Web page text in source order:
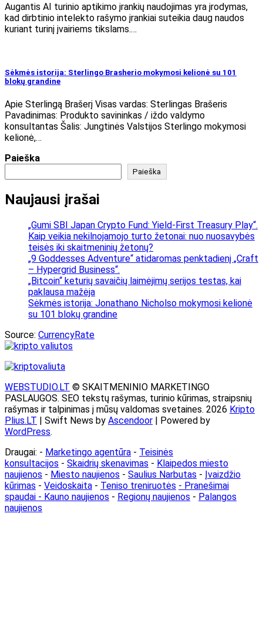
Augantis AI turinio aptikimo įrankių naudojimas yra įrodymas,
kad dirbtinio intelekto rašymo įrankiai suteikia daug naudos
kuriant turinį įvairiems tikslams.…
Sėkmės istorija: Sterlingo Brasherio mokymosi kelionė su 101
blokų grandine
Apie Sterlingą Brašerį Visas vardas: Sterlingas Brašeris
Pavadinimas: Produkto savininkas / iždo valdymo
konsultantas Šalis: Jungtinės Valstijos Sterlingo mokymosi
kelionė,…
Paieška
Paieška
Naujausi įrašai
„Gumi SBI Japan Crypto Fund: Yield-First Treasury Play“.
Kaip veikia nekilnojamojo turto žetonai: nuo nuosavybės
teisės iki skaitmeninių žetonų?
„9 Goddesses Adventure“ atidaromas penktadienį „Craft
– Hypergrid Business“.
„Bitcoin“ keturių savaičių laimėjimų serijos testas, kai
paklausa mažėja
Sėkmės istorija: Jonathano Nicholso mokymosi kelionė
su 101 blokų grandine
Source: CurrencyRate
WEBSTUDIO.LT © SKAITMENINIO MARKETINGO
PASLAUGOS. SEO tekstų rašymas, turinio kūrimas, straipsnių
rašymas ir talpinimas į mūsų valdomas svetaines. 2026 Kripto
Plius.LT | Swift News by Ascendoor | Powered by
WordPress.
Draugai: - Marketingo agentūra - Teisinės
konsultacijos - Skaidrių skenavimas - Klaipedos miesto
naujienos - Miesto naujienos - Saulius Narbutas - Įvaizdžio
kūrimas - Veidoskaita - Teniso treniruotės - Pranešimai
spaudai - Kauno naujienos - Regionų naujienos - Palangos
naujienos